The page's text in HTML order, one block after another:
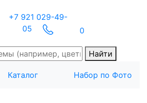
+7 921 029-49-
05
0
Найти
Каталог Набор по Фото